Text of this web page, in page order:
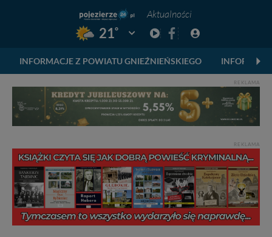
Aktualności
21° Pogoda: Gniezno
INFORMACJE Z POWIATU GNIEŹNIEŃSKIEGO
REKLAMA
REKLAMA